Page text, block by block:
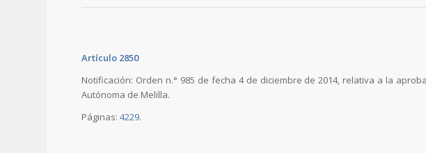
Artículo 2850
Notificación: Orden n.° 985 de fecha 4 de diciembre de 2014, relativa a la
Autónoma de Melilla.
Páginas:4229.